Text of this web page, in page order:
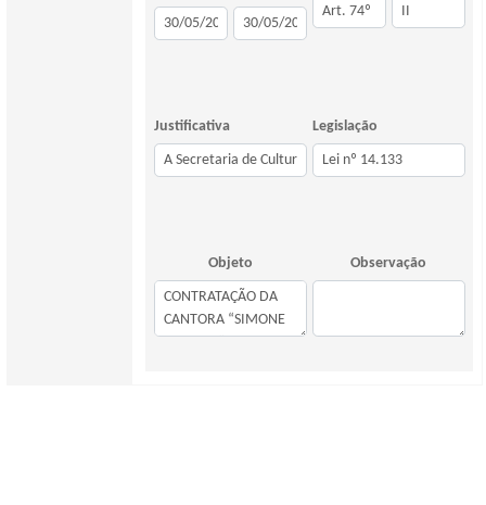
Justificativa Legislação
Objeto Observação